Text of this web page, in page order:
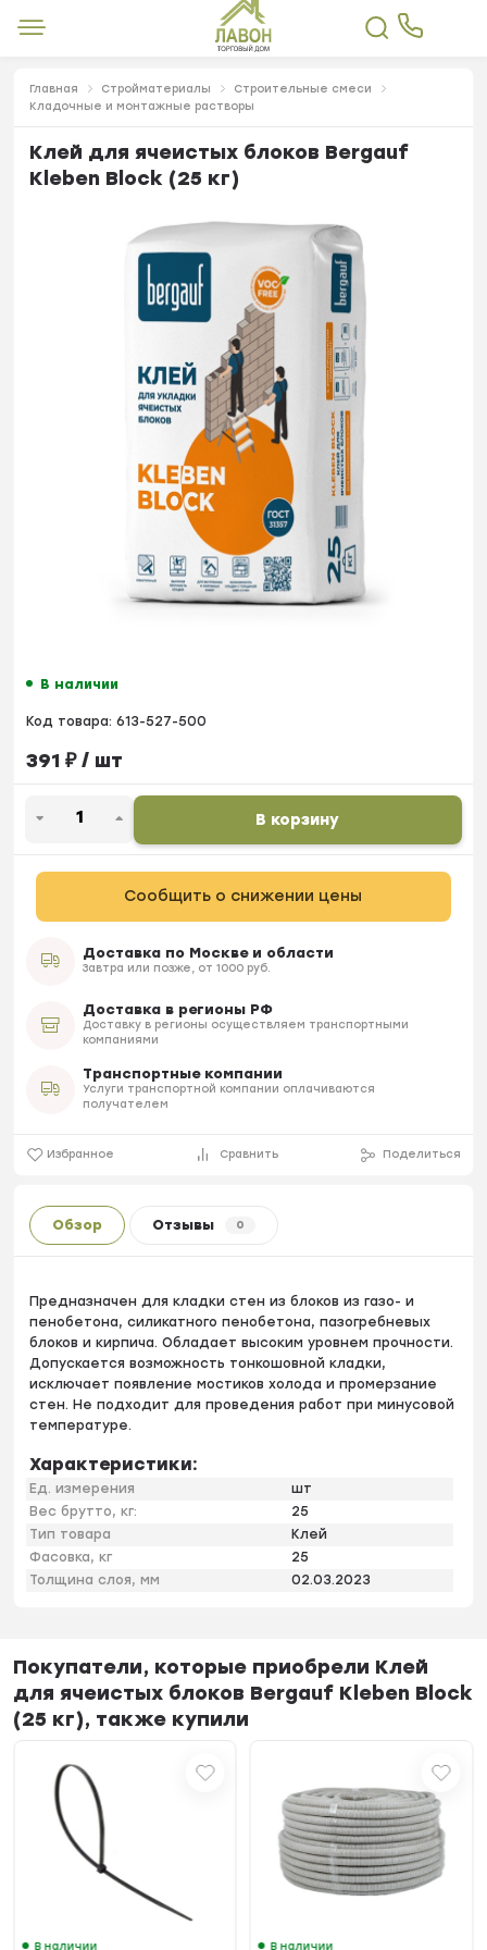
Главная Стройматериалы
Строительные смеси
Кладочные и монтажные растворы
Клей для ячеистых блоков Bergauf
Kleben Block (25 кг)
В наличии
Код товара: 613-527-500
391 ₽/ шт
В корзину
Сообщить о снижении цены
Доставка по Москве и области
Завтра или позже, от 1000 руб.
Доставка в регионы РФ
Доставку в регионы осуществляем транспортными
компаниями
Транспортные компании
Услуги транспортной компании оплачиваются
получателем
Избранное Сравнить Поделиться
Обзор Отзывы 0
Предназначен для кладки стен из блоков из газо- и
пенобетона, силикатного пенобетона, пазогребневых
блоков и кирпича. Обладает высоким уровнем прочности.
Допускается возможность тонкошовной кладки,
исключает появление мостиков холода и промерзание
стен. Не подходит для проведения работ при минусовой
температуре.
Характеристики:
Ед. измерения
шт
Вес брутто, кг:
25
Тип товара
Клей
Фасовка, кг
25
Толщина слоя, мм
02.03.2023
Покупатели, которые приобрели Клей
для ячеистых блоков Bergauf Kleben Block
(25 кг), также купили
В наличии В наличии